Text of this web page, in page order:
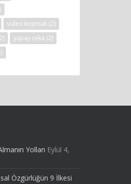
video kırpmak (2)
yapay zeka (2)
Yolları Eylül 4,
Özgürlüğün 9 İlkesi